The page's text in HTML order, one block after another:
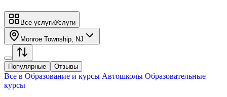
Все услугиУслуги
Monroe Township, NJ
Популярные Отзывы
Все в Образование и курсы Автошколы Образовательные
курсы